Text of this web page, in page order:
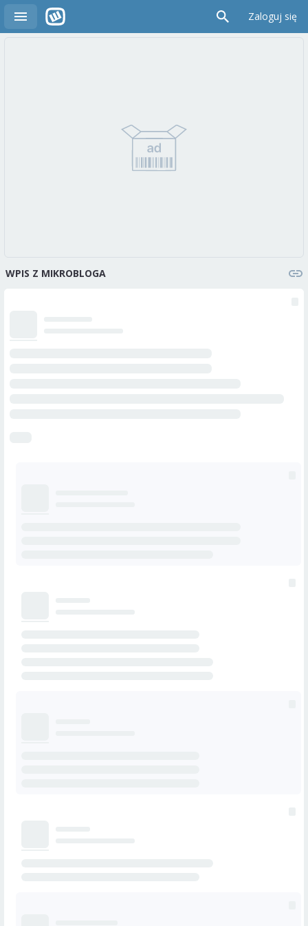
Zaloguj się
WPIS Z MIKROBLOGA